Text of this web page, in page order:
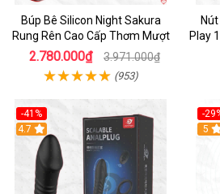
Búp Bê Silicon Night Sakura
Rung Rên Cao Cấp Thơm Mượt
2.780.000₫ 3.971.000₫
(953)
Play
-41%
Hot
4.7
-
5